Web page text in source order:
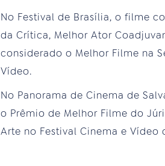
No Festival de Brasília, o filme
da Crítica, Melhor Ator
considerado o Melhor Filme na
Vídeo.
No Panorama de Cinema de
o Prêmio de Melhor Filme do
Arte no Festival Cinema e Vídeo